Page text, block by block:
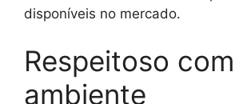
disponíveis no mercado.
Respeitoso
ambiente